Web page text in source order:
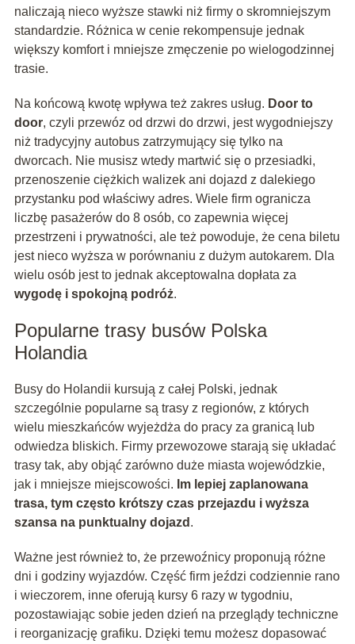
naliczają nieco wyższe stawki niż firmy o skromniejszym
standardzie. Różnica w cenie rekompensuje jednak
większy komfort i mniejsze zmęczenie po wielogodzinnej
trasie.
Na końcową kwotę wpływa też zakres usług. Door to
door, czyli przewóz od drzwi do drzwi, jest wygodniejszy
niż tradycyjny autobus zatrzymujący się tylko na
dworcach. Nie musisz wtedy martwić się o przesiadki,
przenoszenie ciężkich walizek ani dojazd z dalekiego
przystanku pod właściwy adres. Wiele firm ogranicza
liczbę pasażerów do 8 osób, co zapewnia więcej
przestrzeni i prywatności, ale też powoduje, że cena biletu
jest nieco wyższa w porównaniu z dużym autokarem. Dla
wielu osób jest to jednak akceptowalna dopłata za
wygodę i spokojną podróż.
Popularne trasy busów Polska
Holandia
Busy do Holandii kursują z całej Polski, jednak
szczególnie popularne są trasy z regionów, z których
wielu mieszkańców wyjeżdża do pracy za granicą lub
odwiedza bliskich. Firmy przewozowe starają się układać
trasy tak, aby objąć zarówno duże miasta wojewódzkie,
jak i mniejsze miejscowości. Im lepiej zaplanowana
trasa, tym często krótszy czas przejazdu i wyższa
szansa na punktualny dojazd .
Ważne jest również to, że przewoźnicy proponują różne
dni i godziny wyjazdów. Część firm jeździ codziennie rano
i wieczorem, inne oferują kursy 6 razy w tygodniu,
pozostawiając sobie jeden dzień na przeglądy techniczne
i reorganizację grafiku. Dzięki temu możesz dopasować